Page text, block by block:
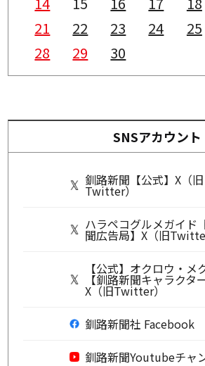
21
22 23 24 25
28
29 30
SNSアカウント
釧路新聞【公式】X（旧
Twitter）
ハラペコグルメガイド
聞広告局】X（旧
【公式】オクロウ・メ
【釧路新聞キャラクター
X（旧Twitter）
釧路新聞社 Facebook
釧路新聞Youtubeチャ